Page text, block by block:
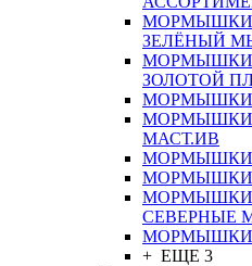
МОРМЫШКИ
ЗЕЛЁНЫЙ
МОРМЫШКИ
ЗОЛОТОЙ
МОРМЫШКИ
МОРМЫШКИ
МАСТ.ИВ
МОРМЫШКИ
МОРМЫШКИ
МОРМЫШКИ
СЕВЕРНЫЕ
МОРМЫШКИ
+ ЕЩЕ 3